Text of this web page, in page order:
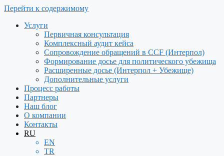
Перейти к содержимому
Услуги
Первичная консультация
Комплексный аудит кейса
Сопровождение обращений в CCF (Интерпол)
Формирование досье для политического убежища
Расширенные досье (Интерпол + Убежище)
Дополнительные услуги
Процесс работы
Партнеры
Наш блог
О компании
Контакты
RU
EN
TR